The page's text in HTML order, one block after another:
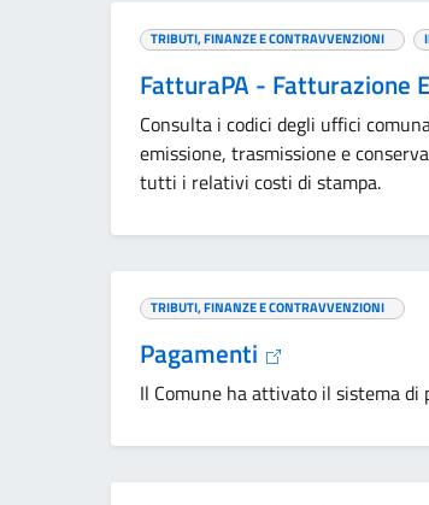
TRIBUTI, FINANZE E CONTRAVVENZIONI
FatturaPA - Fatturazione
Consulta i codici degli uffici
emissione, trasmissione e
tutti i relativi costi di stampa.
TRIBUTI, FINANZE E CONTRAVVENZIONI
Pagamenti
Il Comune ha attivato il sistema